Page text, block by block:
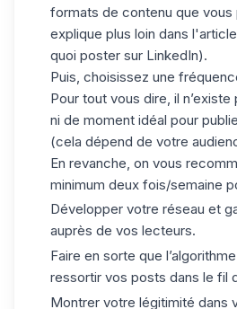
formats de contenu que vous
explique plus loin dans
quoi poster sur LinkedIn).
Puis, choisissez une
Pour tout vous dire, il
ni de moment idéal pour
(cela dépend de votre
En revanche, on vous
minimum deux fois/semaine
Développer votre réseau et
auprès de vos lecteurs.
Faire en sorte que
ressortir vos posts dans le fil
Montrer votre légitimité dans